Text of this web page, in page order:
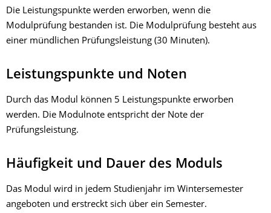
Die Leistungspunkte werden erworben, wenn die
Modulprüfung bestanden ist. Die Modulprüfung besteht aus
einer mündlichen Prüfungsleistung (30 Minuten).
Leistungspunkte und Noten
Durch das Modul können 5 Leistungspunkte erworben
werden. Die Modulnote entspricht der Note der
Prüfungsleistung.
Häufigkeit und Dauer des Moduls
Das Modul wird in jedem Studienjahr im Wintersemester
angeboten und erstreckt sich über ein Semester.